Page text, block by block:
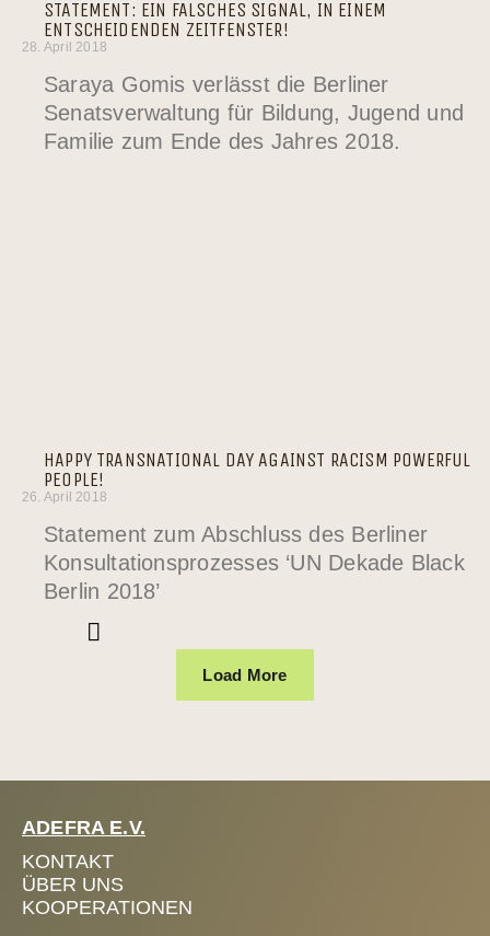
STATEMENT: EIN FALSCHES SIGNAL, IN EINEM
ENTSCHEIDENDEN ZEITFENSTER!
28. April 2018
Saraya Gomis verlässt die Berliner
Senatsverwaltung für Bildung, Jugend und
Familie zum Ende des Jahres 2018.
HAPPY TRANSNATIONAL DAY AGAINST RACISM POWERFUL
PEOPLE!
26. April 2018
Statement zum Abschluss des Berliner
Konsultationsprozesses ‘UN Dekade Black
Berlin 2018’
Load More
ADEFRA E.V.
KONTAKT
ÜBER UNS
KOOPERATIONEN